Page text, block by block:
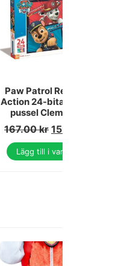
Paw Patrol Ready for
Action 24-bitars maxi-
pussel Clementoni
167.00kr 159.00
Lägg till i varukorg